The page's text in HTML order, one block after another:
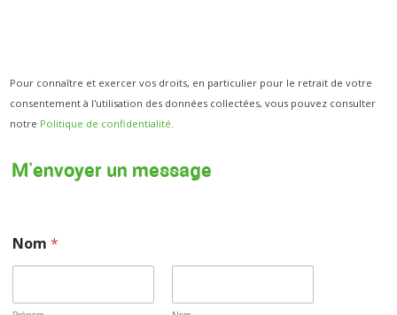
Pour connaître et exercer vos droits, en particulier pour le retrait de votre
consentement à l'utilisation des données collectées, vous pouvez consulter
notre Politique de confidentialité.
M’envoyer un message
Nom*